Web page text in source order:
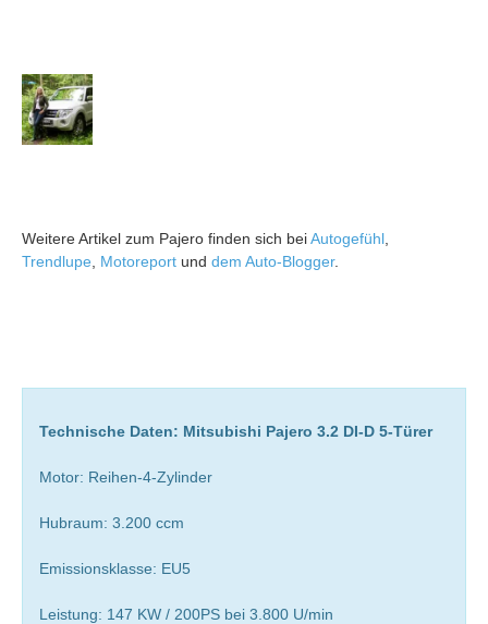
Weitere Artikel zum Pajero finden sich beiAutogefühl
Trendlupe
Motoreport und dem Auto-Blogger.
Technische Daten: Mitsubishi Pajero 3.2 DI-D 5-Türer
Motor: Reihen-4-Zylinder
Hubraum: 3.200 ccm
Emissionsklasse: EU5
Leistung: 147 KW / 200PS bei 3.800 U/min